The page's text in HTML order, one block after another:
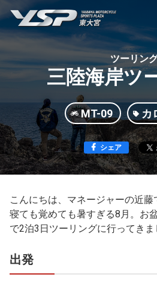
ツーリン
三陸海岸ツ
MT-09 カ
シェア
こんにちは、マネージャーの近藤
寝ても覚めても暑すぎる8月。お
で2泊3日ツーリングに行ってきま
出発